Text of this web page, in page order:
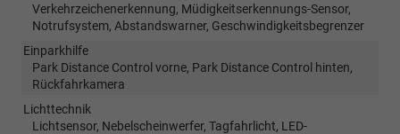
Verkehrzeichenerkennung, Müdigkeitserkennungs-Sensor,
Notrufsystem, Abstandswarner, Geschwindigkeitsbegrenzer
Einparkhilfe
Park Distance Control vorne, Park Distance Control hinten,
Rückfahrkamera
Lichttechnik
Lichtsensor, Nebelscheinwerfer, Tagfahrlicht, LED-